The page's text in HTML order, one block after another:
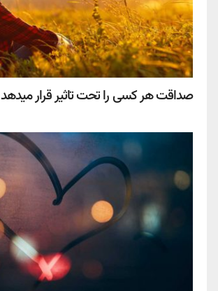
صداقت هر کسی را تحت تاثیر قرار میدهد